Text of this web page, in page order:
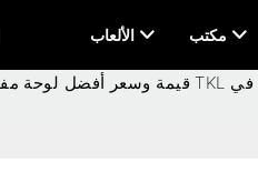
الألعاب مكتب